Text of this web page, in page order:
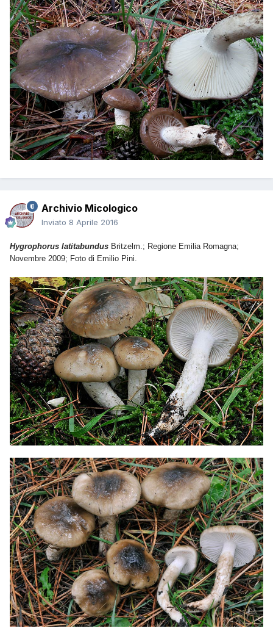
Archivio Micologico
Inviato 8 Aprile 2016
Hygrophorus latitabundus Britzelm.; Regione Emilia Romagna;
Novembre 2009; Foto di Emilio Pini.